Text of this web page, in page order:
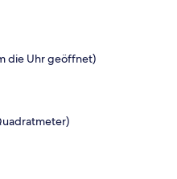
die Uhr geöffnet)